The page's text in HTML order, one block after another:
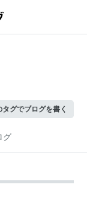
タグでブログを書く
グ